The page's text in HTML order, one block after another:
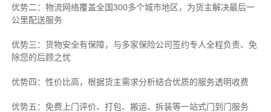
优势二：物流网络覆盖全国300多个城市地区，为货主解决最后一
公里配送服务
优势三：货物安全有保障，与多家保险公司签约专人全程负责、免
除您的后顾之忧
优势四：性价比高，根据货主需求分析结合优质的服务透明收费
优势五：免费上门评价、打包、搬运、拆装等一站式门到门服务